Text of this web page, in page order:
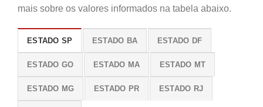
mais sobre os valores informados na tabela abaixo.
ESTADO SP ESTADO BA ESTADO DF
ESTADO GO ESTADO MA ESTADO MT
ESTADO MG ESTADO PR ESTADO RJ